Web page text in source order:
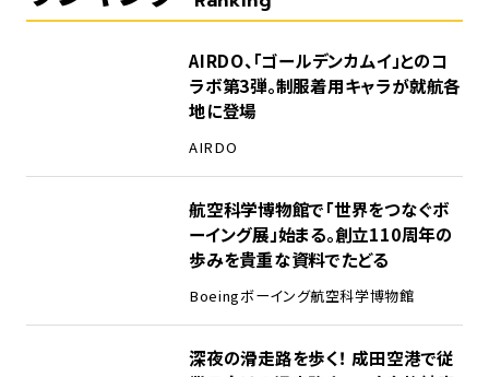
AIRDO、「ゴールデンカムイ」とのコ
ラボ第3弾。制服着用キャラが就航各
地に登場
AIRDO
航空科学博物館で「世界をつなぐボ
ーイング展」始まる。創立110周年の
歩みを貴重な資料でたどる
Boeingボーイング航空科学博物館
深夜の滑走路を歩く！ 成田空港で従